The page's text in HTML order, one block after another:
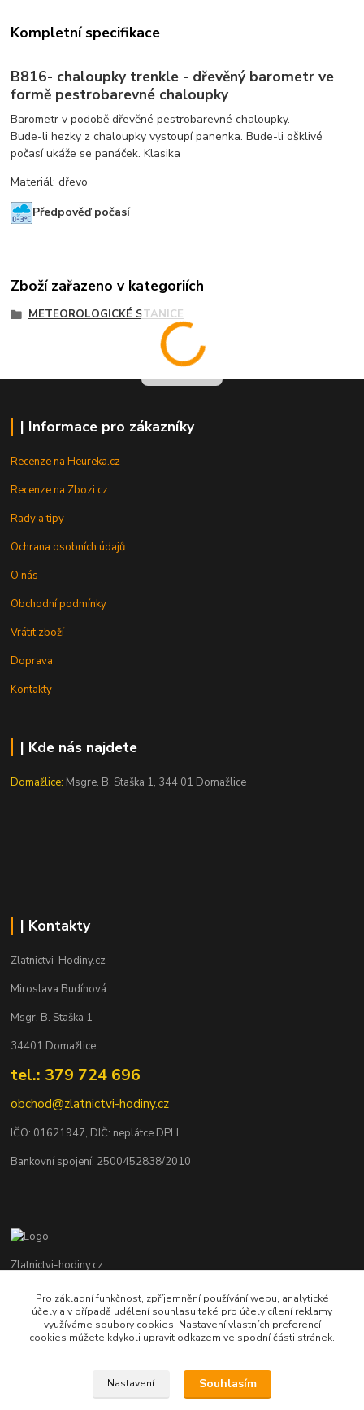
Kompletní specifikace
B816- chaloupky trenkle - dřevěný barometr ve
formě pestrobarevné chaloupky
Barometr v podobě dřevěné pestrobarevné chaloupky.
Bude-li hezky z chaloupky vystoupí panenka. Bude-li ošklivé
počasí ukáže se panáček. Klasika
Materiál: dřevo
Předpověď počasí
Zboží zařazeno v kategoriích
METEOROLOGICKÉ STANICE
| Informace pro zákazníky
Recenze na Heureka.cz
Recenze na Zbozi.cz
Rady a tipy
Ochrana osobních údajů
O nás
Obchodní podmínky
Vrátit zboží
Doprava
Kontakty
| Kde nás najdete
Domažlice: Msgre. B. Staška 1, 344 01 Domažlice
| Kontakty
Zlatnictvi-Hodiny.cz
Miroslava Budínová
Msgr. B. Staška 1
34401 Domažlice
tel.: 379 724 696
obchod@zlatnictvi-hodiny.cz
IČO: 01621947, DIČ: neplátce DPH
Bankovní spojení: 2500452838/2010
Zlatnictvi-hodiny.cz
+420 379 492 545
Po - Pá: 9,00 - 17,00 hod., So: 9,00 - 11,30 hod.
Pro základní funkčnost, zpříjemnění používání webu, analytické
účely a v případě udělení souhlasu také pro účely cílení reklamy
využíváme soubory cookies. Nastavení vlastních preferencí
cookies můžete kdykoli upravit odkazem ve spodní části stránek.
Nastavení Souhlasím